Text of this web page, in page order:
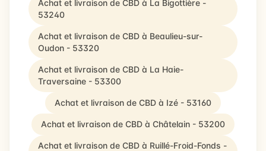
Achat et livraison de CBD à La Bigottière -
53240
Achat et livraison de CBD à Beaulieu-sur-
Oudon - 53320
Achat et livraison de CBD à La Haie-
Traversaine - 53300
Achat et livraison de CBD à Izé - 53160
Achat et livraison de CBD à Châtelain - 53200
Achat et livraison de CBD à Ruillé-Froid-Fonds -